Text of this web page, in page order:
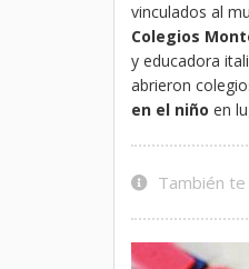
vinculados al
Colegios
y educadora
abrieron
en el niño en
También